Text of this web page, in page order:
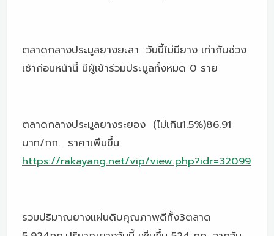
ตลาดกลางประมูลยางยะลา วันนี้ไม่มียาง เท่ากับช่วง
เช้าก่อนหน้านี้ มีผู้เข้าร่วมประมูลทั้งหมด 0 ราย
ตลาดกลางประมูลยางระยอง (ไม่เกิน1.5%)86.91
บาท/กก. ราคาเพิ่มขึ้น
https://rakayang.net/vip/view.php?idr=32099
รวมปริมาณยางแผ่นดิบคุณภาพดีทั้ง3ตลาด